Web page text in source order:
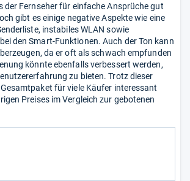
der Fernseher für einfache Ansprüche gut
gibt es einige negative Aspekte wie eine
instabiles WLAN sowie
den Smart-Funktionen. Auch der Ton kann
da er oft als schwach empfunden
könnte ebenfalls verbessert werden,
zu bieten. Trotz dieser
für viele Käufer interessant
Preises im Vergleich zur gebotenen